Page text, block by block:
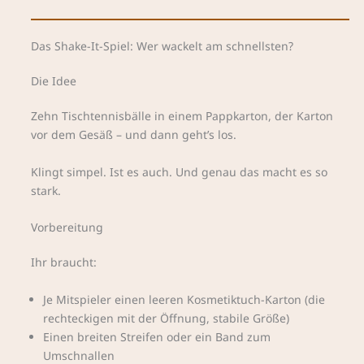
Das Shake-It-Spiel: Wer wackelt am schnellsten?
Die Idee
Zehn Tischtennisbälle in einem Pappkarton, der Karton
vor dem Gesäß – und dann geht’s los.
Klingt simpel. Ist es auch. Und genau das macht es so
stark.
Vorbereitung
Ihr braucht:
Je Mitspieler einen leeren Kosmetiktuch-Karton (die
rechteckigen mit der Öffnung, stabile Größe)
Einen breiten Streifen oder ein Band zum
Umschnallen